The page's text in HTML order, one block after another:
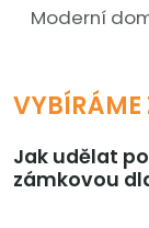
Moderní
Jak udělat
zámkovou